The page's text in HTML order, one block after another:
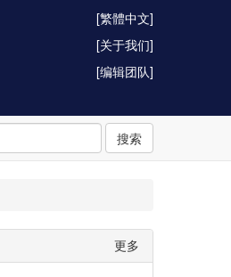
[繁體中文]
[关于我们]
[编辑团队]
搜索
更多